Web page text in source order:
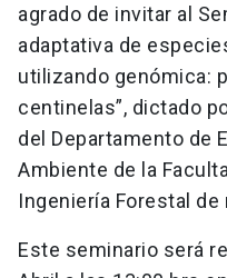
agrado de invitar al
adaptativa de
utilizando genómica:
centinelas”, dictado
del Departamento de
Ambiente de la
Ingeniería Forestal
Este seminario será